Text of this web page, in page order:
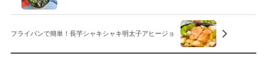
フライパンで簡単！長芋シャキシャキ明太子アヒージョ